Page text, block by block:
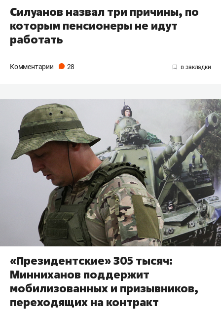
Силуанов назвал три причины, по
которым пенсионеры не идут
работать
Комментарии 28
«Президентские» 305 тысяч:
Минниханов поддержит
мобилизованных и призывников,
переходящих на контракт